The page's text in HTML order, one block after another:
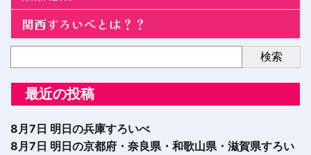
関西すろいべとは？？
検索
最近の投稿
8月7日 明日の兵庫すろいべ
8月7日 明日の京都府・奈良県・和歌山県・滋賀県すろい